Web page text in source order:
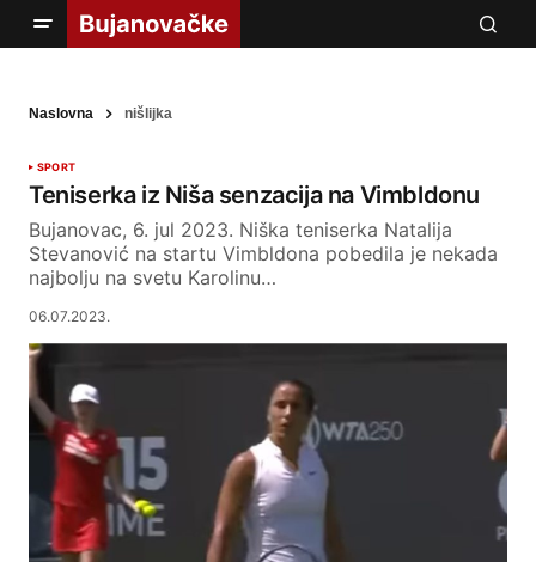
Naslovna nišlijka
SPORT
Teniserka iz Niša senzacija na Vimbldonu
Bujanovac, 6. jul 2023. Niška teniserka Natalija
Stevanović na startu Vimbldona pobedila je nekada
najbolju na svetu Karolinu…
06.07.2023.